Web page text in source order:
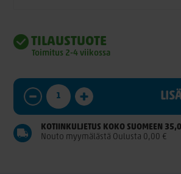
TILAUSTUOTE
Toimitus 2-4 viikossa
KOTIINKULJETUS KOKO SUOMEEN
Nouto myymälästä Oulusta 0,00 €